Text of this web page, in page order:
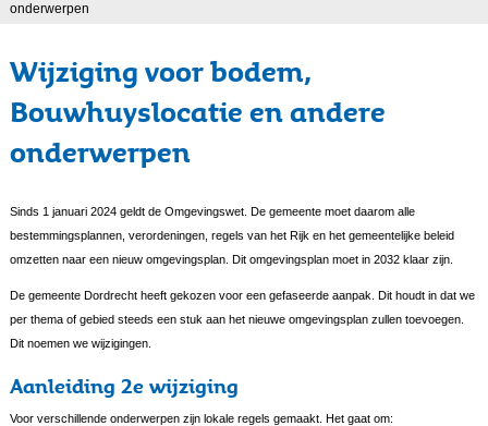
onderwerpen
Wijziging voor bodem,
Bouwhuyslocatie en andere
onderwerpen
Sinds 1 januari 2024 geldt de Omgevingswet. De gemeente moet daarom alle
bestemmingsplannen, verordeningen, regels van het Rijk en het gemeentelijke beleid
omzetten naar een nieuw omgevingsplan. Dit omgevingsplan moet in 2032 klaar zijn.
De gemeente Dordrecht heeft gekozen voor een gefaseerde aanpak. Dit houdt in dat we
per thema of gebied steeds een stuk aan het nieuwe omgevingsplan zullen toevoegen.
Dit noemen we wijzigingen.
Aanleiding 2e wijziging
Voor verschillende onderwerpen zijn lokale regels gemaakt. Het gaat om: